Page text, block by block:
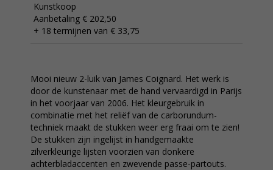
Kunstkoop
Aanbetaling € 202,50
+ 18 termijnen van € 33,75
Mooi nieuw 2-luik van James Coignard. Het werk is
door de kunstenaar met de hand vervaardigd in Parijs
in het voorjaar van 2006. Het kleurgebruik in
combinatie met het reliëf van de carborundum-
techniek maakt de stukken weer erg fraai om te zien!
De stukken zijn ingelijst in handgemaakte
zilverkleurige lijsten voorzien van donkere
achterbladaccenten en zwevende passe-partouts.